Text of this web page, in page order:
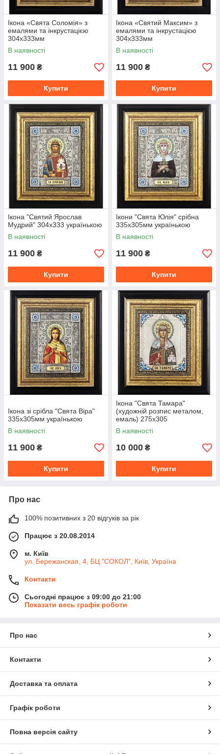
Ікона «Свята Соломія» з
емалями та інкрустацією
304x333мм
В наявності
11 900 ₴
Купити
Ікона «Святий Максим» з
емалями та інкрустацією
304x333мм
В наявності
11 900 ₴
Купити
Ікона "Святий Ярослав
Мудрий" 304x333 українькою
В наявності
11 900 ₴
Купити
Ікони "Свята Юлія" срібна
335х305мм українькою
В наявності
11 900 ₴
Купити
Ікона зі срібла "Свята Віра"
335х305мм українькою
В наявності
11 900 ₴
Купити
Ікона "Свята Тамара"
(художній розпис металом,
емаль) 275x305
В наявності
10 000 ₴
Купити
Про нас
100% позитивних з 20 відгуків за рік
Працює з 20.08.2014
м. Київ
ул. Бережанская, 4, БЦ "СОКОЛ", Київ, Україна
Контакти
Сьогодні працює з 09:00 до 21:00
Показати весь графік роботи
Про нас
Контакти
Доставка та оплата
Графік роботи
Повна версія сайту